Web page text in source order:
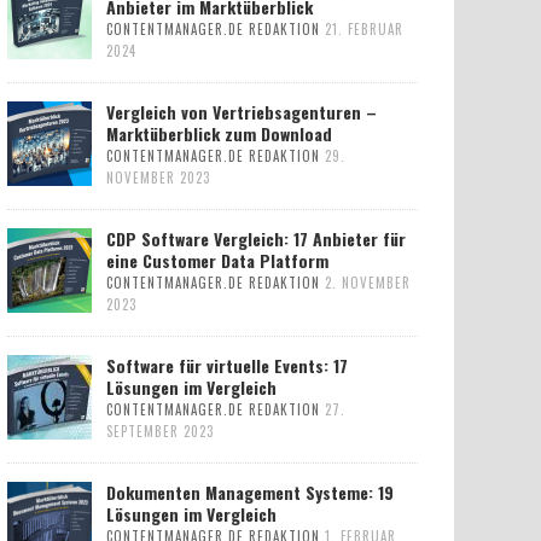
Anbieter im Marktüberblick
CONTENTMANAGER.DE REDAKTION 21. FEBRUAR
2024
Vergleich von Vertriebsagenturen –
Marktüberblick zum Download
CONTENTMANAGER.DE REDAKTION 29.
NOVEMBER 2023
CDP Software Vergleich: 17 Anbieter für
eine Customer Data Platform
CONTENTMANAGER.DE REDAKTION 2. NOVEMBER
2023
Software für virtuelle Events: 17
Lösungen im Vergleich
CONTENTMANAGER.DE REDAKTION 27.
SEPTEMBER 2023
Dokumenten Management Systeme: 19
Lösungen im Vergleich
CONTENTMANAGER.DE REDAKTION 1. FEBRUAR